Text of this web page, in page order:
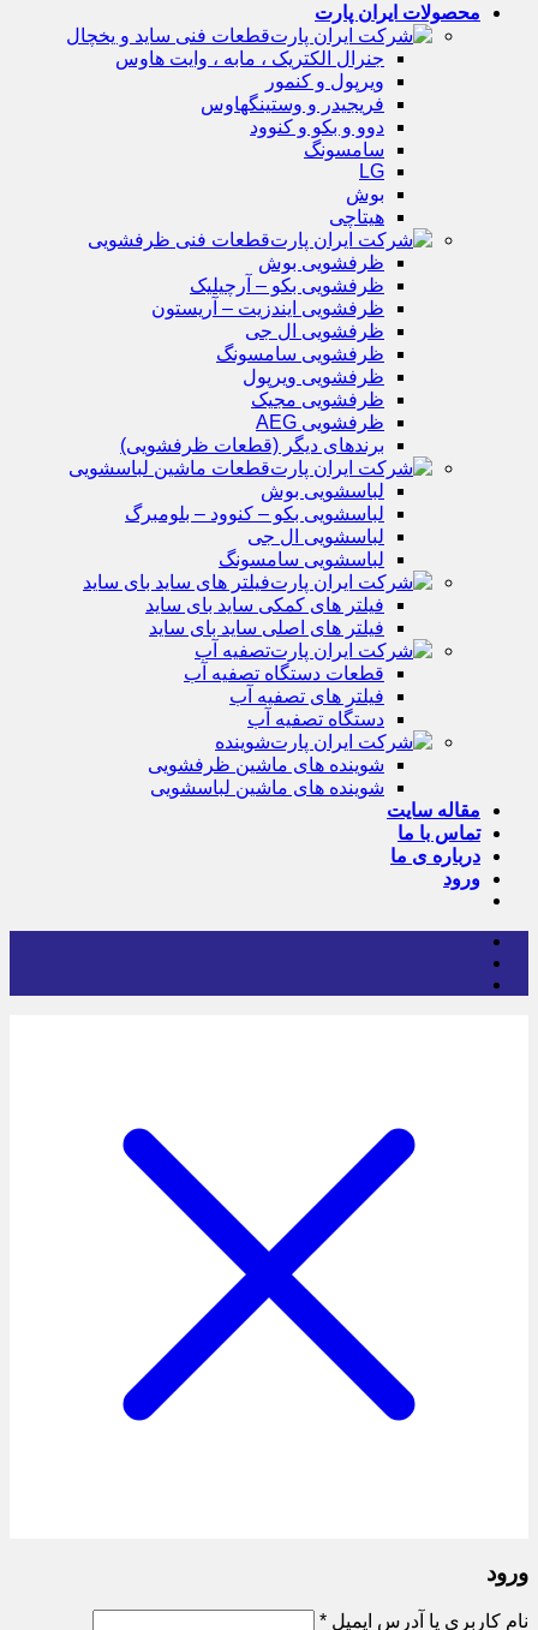
محصولات ایران پارت
قطعات فنی ساید و یخچال
جنرال الکتریک ، مابه ، وایت هاوس
ویرپول و کنمور
فریجیدر و وستینگهاوس
دوو و بکو و کنوود
سامسونگ
LG
بوش
هیتاچی
قطعات فنی ظرفشویی
ظرفشویی بوش
ظرفشویی بکو – آرچیلیک
ظرفشویی ایندزیت – آریستون
ظرفشویی ال جی
ظرفشویی سامسونگ
ظرفشویی ویرپول
ظرفشویی مجیک
ظرفشویی AEG
برندهای دیگر (قطعات ظرفشویی)
قطعات ماشین لباسشویی
لباسشویی بوش
لباسشویی بکو – کنوود – بلومبرگ
لباسشویی ال جی
لباسشویی سامسونگ
فیلتر های ساید بای ساید
فیلتر های کمکی ساید بای ساید
فیلتر های اصلی ساید بای ساید
تصفیه آب
قطعات دستگاه تصفیه آب
فیلتر های تصفیه آب
دستگاه تصفیه آب
شوینده
شوینده های ماشین ظرفشویی
شوینده های ماشین لباسشویی
مقاله سایت
تماس با ما
درباره ی ما
ورود
ورود
نام کاربری یا آدرس ایمیل *الزامی